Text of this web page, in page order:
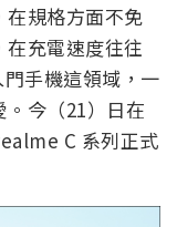
規格方面不免
充電速度往往
手機這領域，一
今（21）日在
C 系列正式